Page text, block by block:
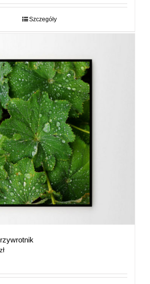
29,00 zł
Szczegóły
złZakres
29,00 zł